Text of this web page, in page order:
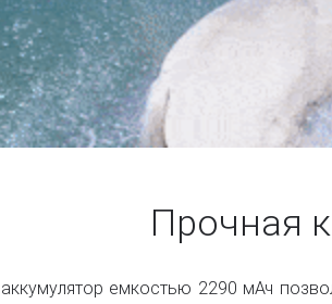
Прочная
емкостью 2290 мАч